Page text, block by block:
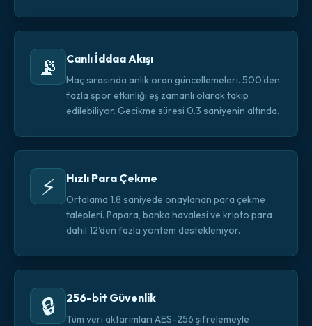
📡 Canlı İddaa Akışı
Maç sırasında anlık oran güncellemeleri. 500'den
fazla spor etkinliği eş zamanlı olarak takip
edilebiliyor. Gecikme süresi 0.3 saniyenin altında.
⚡ Hızlı Para Çekme
Ortalama 1.8 saniyede onaylanan para çekme
talepleri. Papara, banka havalesi ve kripto para
dahil 12'den fazla yöntem destekleniyor.
🔒 256-bit Güvenlik
Tüm veri aktarımları AES-256 şifrelemeyle